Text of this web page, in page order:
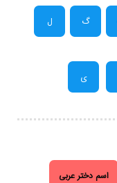
گ ل
ی
اسم دختر عربی